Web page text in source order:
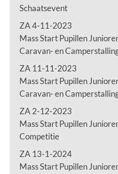
Schaatsevent
ZA 4-11-2023
Mass Start Pupillen
Caravan- en
ZA 11-11-2023
Mass Start Pupillen
Caravan- en
ZA 2-12-2023
Mass Start Pupillen
Competitie
ZA 13-1-2024
Mass Start Pupillen